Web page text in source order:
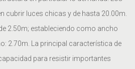
cubrir luces chicas y de hasta 20.00m.
2.50m; estableciendo como ancho
2.70m. La principal característica de
para resistir importantes